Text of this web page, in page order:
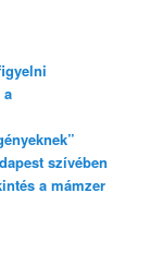
a
szívében
a mámzer